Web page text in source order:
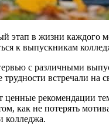
этап в жизни каждого
к выпускникам
с различными
встречали на
рекомендации
как не потерять
колледжа.